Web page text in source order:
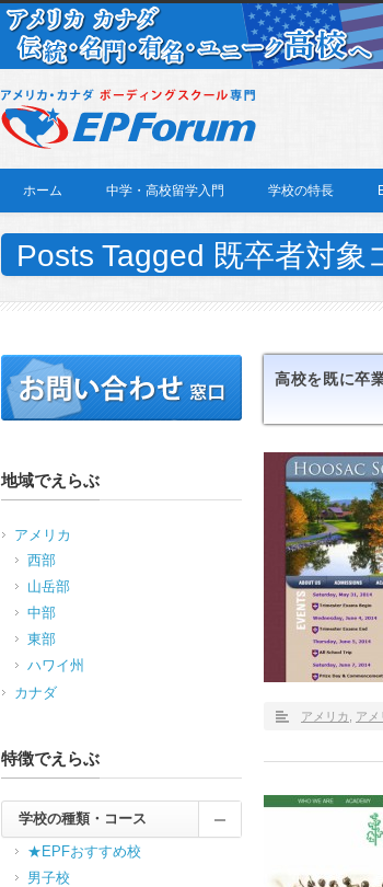
ホーム 中学・高校留学入門 学校の特長
Posts Tagged 既卒者対象
高校を既に卒
アメリカ アメ
地域でえらぶ
アメリカ
西部
山岳部
中部
東部
ハワイ州
カナダ
特徴でえらぶ
学校の種類・コース
★EPFおすすめ校
男子校